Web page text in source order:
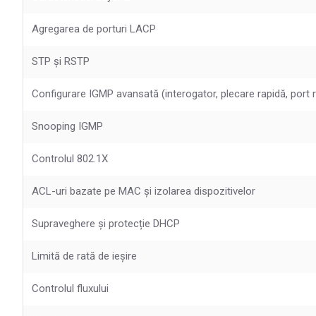
Agregarea de porturi LACP
STP și RSTP
Configurare IGMP avansată (interogator, plecare rapidă, port
Snooping IGMP
Controlul 802.1X
ACL-uri bazate pe MAC și izolarea dispozitivelor
Supraveghere și protecție DHCP
Limită de rată de ieșire
Controlul fluxului